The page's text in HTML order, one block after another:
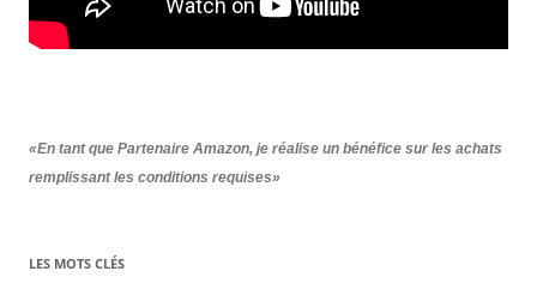
«En tant que Partenaire Amazon, je réalise un bénéfice sur les achats
remplissant les conditions requises»
LES MOTS CLÉS